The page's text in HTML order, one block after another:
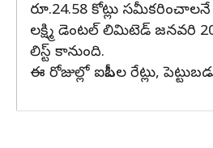
రూ.24.58 కోట్లు
లక్ష్మి డెంటల్‌ లిమిటెడ్‌ జనవరి
లిస్ట్ కానుంది.
ఈ రోజుల్లో ఐపీఓల రేట్లు,